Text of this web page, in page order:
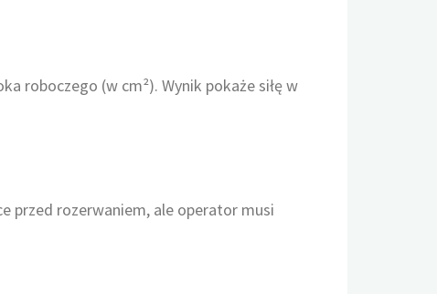
roboczego (w cm²). Wynik pokaże siłę w
przed rozerwaniem, ale operator musi